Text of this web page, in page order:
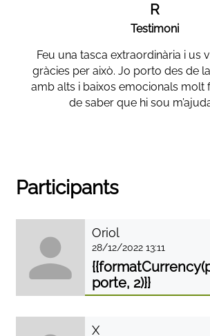
R
Testimoni
Feu una tasca extraordinària i us
gràcies per això. Jo porto des de
amb alts i baixos emocionals molt
de saber que hi sou
Participants
Oriol
28/12/2022 13:11
porte, 2)}}
X